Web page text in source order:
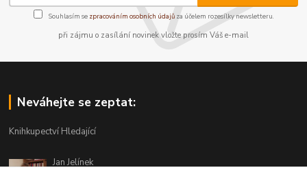
Souhlasím se zpracováním osobních údajůza účelem rozesílky newsletteru.
při zájmu o zasílání novinek vložte prosím Váš e-mail
Neváhejte se zeptat:
Knihkupectví Hledající
Jan Jelínek